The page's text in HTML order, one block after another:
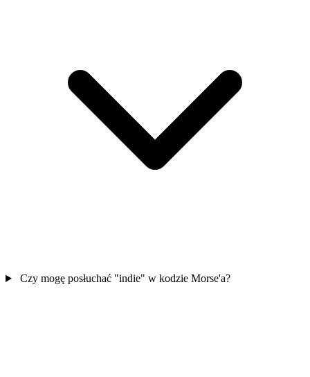
Czy mogę posłuchać "indie" w kodzie Morse'a?